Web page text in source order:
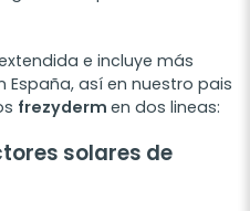
e incluye más
así en nuestro pais
frezyderm en dos lineas:
solares de